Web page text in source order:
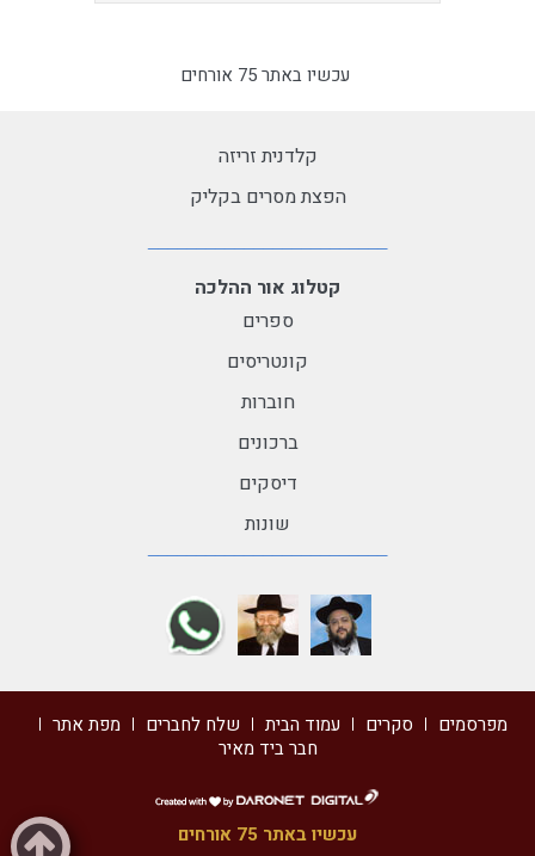
עכשיו באתר 75 אורחים
קלדנית זריזה
הפצת מסרים בקליק
קטלוג אור ההלכה
ספרים
קונטריסים
חוברות
ברכונים
דיסקים
שונות
מפרסמים סקרים עמוד הבית שלח לחברים
מפת אתר
חבר ביד מאיר
דרונט
דיגיטל עכשיו באתר 75 אורחים